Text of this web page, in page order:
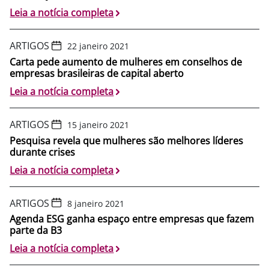
Leia a notícia completa
ARTIGOS 22 janeiro 2021
Carta pede aumento de mulheres em conselhos de
empresas brasileiras de capital aberto
Leia a notícia completa
ARTIGOS 15 janeiro 2021
Pesquisa revela que mulheres são melhores líderes
durante crises
Leia a notícia completa
ARTIGOS 8 janeiro 2021
Agenda ESG ganha espaço entre empresas que fazem
parte da B3
Leia a notícia completa